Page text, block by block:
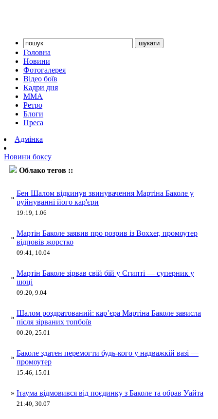
Головна
Новини
Фотогалерея
Відео боїв
Кадри дня
ММА
Ретро
Блоги
Преса
Адмінка
Новини боксу
Облако тегов ::
»
Бен Шалом відкинув звинувачення Мартіна Баколе у
руйнуванні його кар'єри
19:19, 1.06
»
Мартін Баколе заявив про розрив із Boxxer, промоутер
відповів жорстко
09:41, 10.04
»
Мартін Баколе зірвав свій бій у Єгипті — суперник у
шоці
09:20, 9.04
»
Шалом роздратований: кар’єра Мартіна Баколе зависла
після зірваних топбоїв
00:20, 25.01
»
Баколе здатен перемогти будь-кого у надважкій вазі —
промоутер
15:46, 15.01
» Ітаума відмовився від поєдинку з Баколе та обрав Уайта
21:40, 30.07